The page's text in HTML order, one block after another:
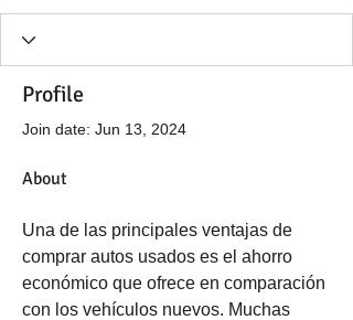
Profile
Join date: Jun 13, 2024
About
Una de las principales ventajas de
comprar autos usados es el ahorro
económico que ofrece en comparación
con los vehículos nuevos. Muchas